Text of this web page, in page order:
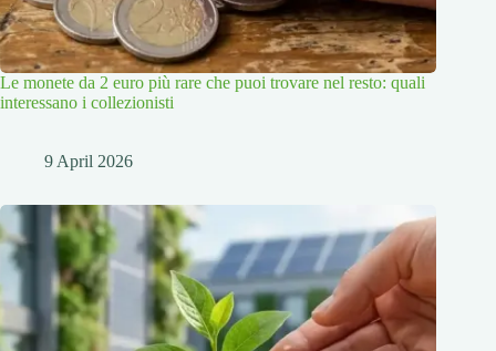
Le monete da 2 euro più rare che puoi trovare nel resto: quali
interessano i collezionisti
9 April 2026